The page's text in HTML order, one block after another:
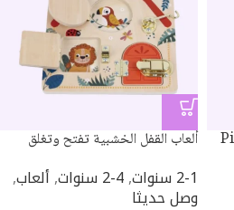
ألعاب القفل الخشبية تفتح وتغلق
2-1 سنوات ,4-2 سنوات ,ألعاب,
وصل حديثا